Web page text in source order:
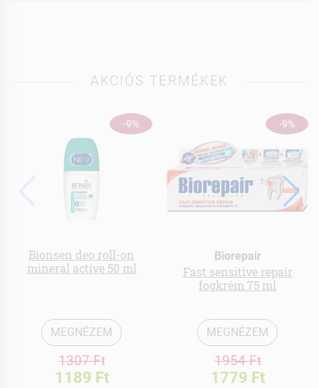
AKCIÓS TERMÉKEK
-9%
Bionsen deo roll-on
mineral active 50 ml
MEGNÉZEM
1307 Ft
1189 Ft
-9%
Biorepair
Fast sensitive repair
fogkrém 75 ml
MEGNÉZEM
1954 Ft
1779 Ft